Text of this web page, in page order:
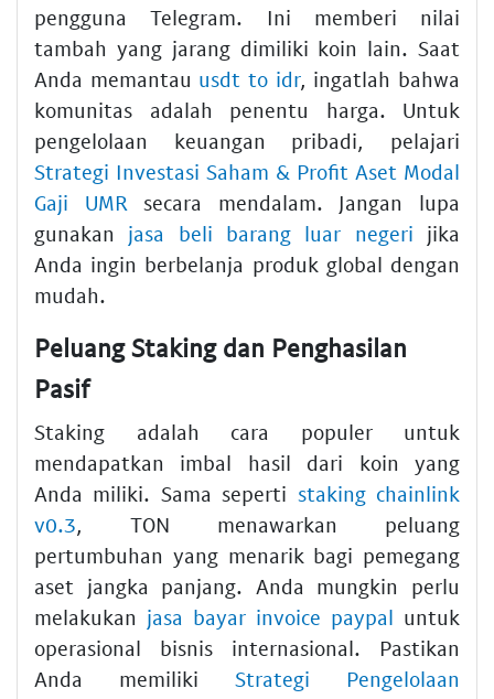
pengguna Telegram. Ini memberi nilai
tambah yang jarang dimiliki koin lain. Saat
Anda memantau usdt to idr, ingatlah bahwa
komunitas adalah penentu harga. Untuk
pengelolaan keuangan pribadi, pelajari
Strategi Investasi Saham & Profit Aset Modal
Gaji UMR secara mendalam. Jangan lupa
gunakan jasa beli barang luar negeri jika
Anda ingin berbelanja produk global dengan
mudah.
Peluang Staking dan Penghasilan
Pasif
Staking adalah cara populer untuk
mendapatkan imbal hasil dari koin yang
Anda miliki. Sama seperti staking chainlink
v0.3, TON menawarkan peluang
pertumbuhan yang menarik bagi pemegang
aset jangka panjang. Anda mungkin perlu
melakukan jasa bayar invoice paypal untuk
operasional bisnis internasional. Pastikan
Anda memiliki Strategi Pengelolaan